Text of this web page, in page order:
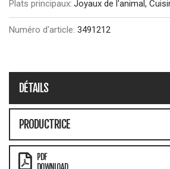
Plats principaux: Joyaux de l'animal,
Numéro d'article: 3491212
DÉTAILS
PRODUCTRICE
PDF
DOWNLOAD